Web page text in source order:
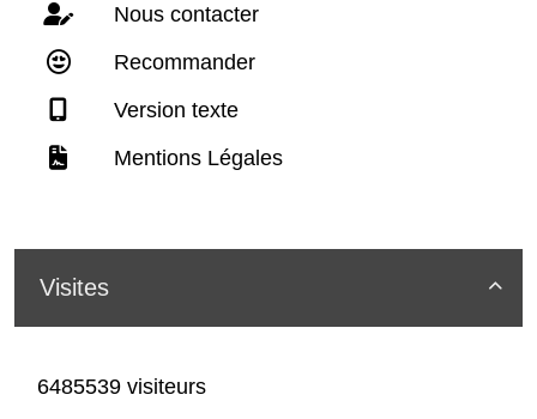
Nous contacter
Recommander
Version texte
Mentions Légales

Visites
6485539 visiteurs